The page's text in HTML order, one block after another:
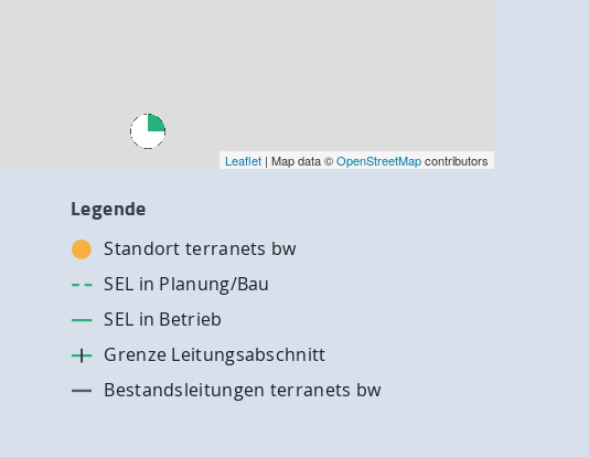
Leaflet | Map data ©OpenStreetMapcontributors
Legende
Standort terranets bw
SEL in Planung/Bau
SEL in Betrieb
Grenze Leitungsabschnitt
Bestandsleitungen terranets bw